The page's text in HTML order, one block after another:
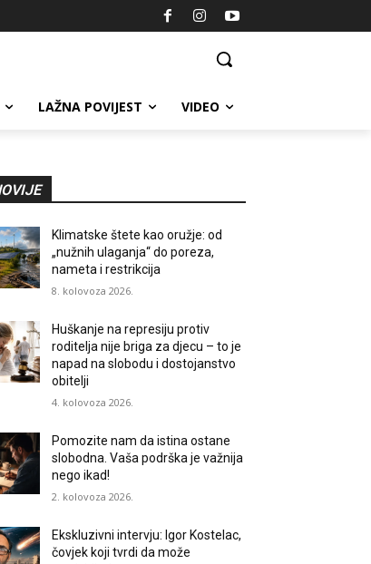
LAŽNA POVIJEST VIDEO
Klimatske štete kao oružje: od
„nužnih ulaganja“ do poreza,
nameta i restrikcija
8. kolovoza 2026.
Huškanje na represiju protiv
roditelja nije briga za djecu – to je
napad na slobodu i dostojanstvo
obitelji
4. kolovoza 2026.
Pomozite nam da istina ostane
slobodna. Vaša podrška je važnija
nego ikad!
2. kolovoza 2026.
Ekskluzivni intervju: Igor Kostelac,
čovjek koji tvrdi da može